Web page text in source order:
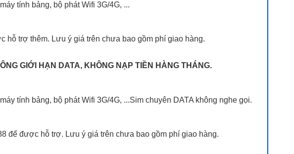
tính bảng, bộ phát Wifi 3G/4G, ...
hỗ trợ thêm. Lưu ý giá trên chưa bao gồm phí giao hàng.
GIỚI HẠN DATA, KHÔNG NẠP TIỀN HÀNG THÁNG.
tính bảng, bộ phát Wifi 3G/4G, ...Sim chuyên DATA không nghe gọi.
để được hỗ trợ. Lưu ý giá trên chưa bao gồm phí giao hàng.